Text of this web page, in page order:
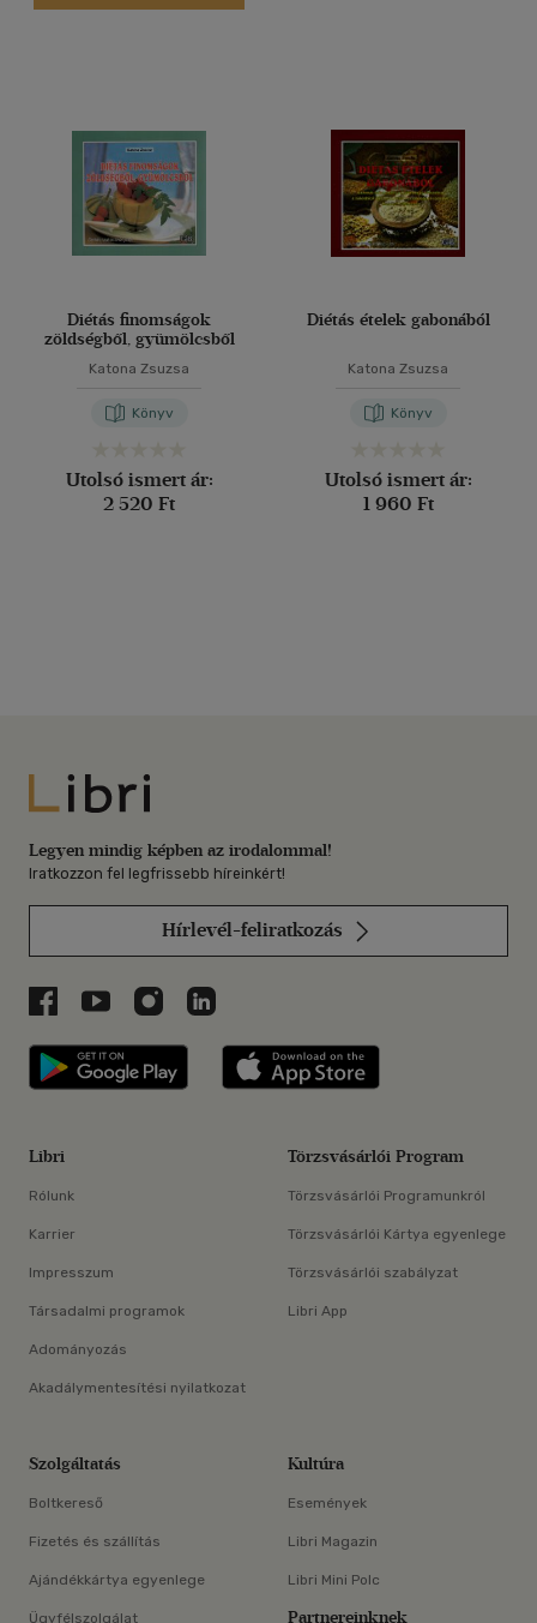
Diétás finomságok
zöldségből, gyümölcsből
Katona Zsuzsa
Könyv
Utolsó ismert ár:
2 520 Ft
Diétás ételek gabonából
Katona Zsuzsa
Könyv
Utolsó ismert ár:
1 960 Ft
Libri
Legyen mindig képben az irodalommal!
Iratkozzon fel legfrissebb híreinkért!
Hírlevél-feliratkozás
Libri a Facebookon
Libri a Youtube-on
Libri az Instagramon
Libri a LinkedInen
Libri applikáció Szerezd meg: Google
Libri
Rólunk
Karrier
Impresszum
Társadalmi programok
Adományozás
Akadálymentesítési nyilatkozat
Törzsvásárlói Program
Törzsvásárlói Programunkról
Törzsvásárlói Kártya egyenlege
Törzsvásárlói szabályzat
Libri App
Szolgáltatás
Boltkereső
Fizetés és szállítás
Ajándékkártya egyenlege
Ügyfélszolgálat
Kultúra
Események
Libri Magazin
Libri Mini Polc
Partnereinknek